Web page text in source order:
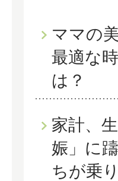
ママの
最適な
は？
家計、
娠」に
ちが乗